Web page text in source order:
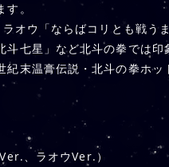
。
オウ「ならばコリとも戦う
七星」など北斗の拳では印
末温膏伝説・北斗の拳ホッ
、ラオウVer.）